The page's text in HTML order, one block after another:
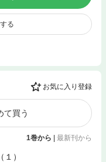
る
お気に入り登録
て買う
1巻から | 最新刊から
）